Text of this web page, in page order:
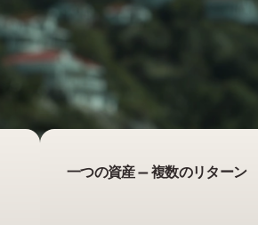
一つの資産 — 複数のリターン